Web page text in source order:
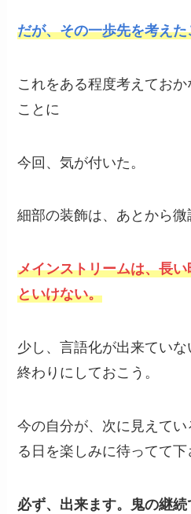
だが、その一歩先を考え
これをある程度考えてお
ことに
今回、気が付いた。
細部の装飾は、あとから微
メインストリームは、長
といけない。
少し、言語化が出来てい
終わりにしておこう。
今の自分が、次に見えて
る日を楽しみに待ってて下
必ず、出来ます。鬼の継続